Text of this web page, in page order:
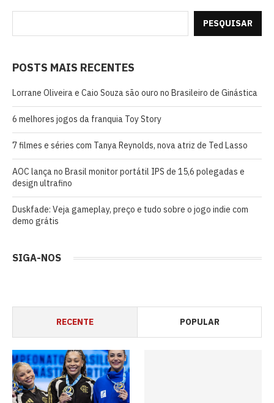
PESQUISAR
POSTS MAIS RECENTES
Lorrane Oliveira e Caio Souza são ouro no Brasileiro de Ginástica
6 melhores jogos da franquia Toy Story
7 filmes e séries com Tanya Reynolds, nova atriz de Ted Lasso
AOC lança no Brasil monitor portátil IPS de 15,6 polegadas e
design ultrafino
Duskfade: Veja gameplay, preço e tudo sobre o jogo indie com
demo grátis
SIGA-NOS
RECENTE POPULAR